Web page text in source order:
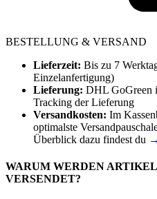
BESTELLUNG & VERSAND
Lieferzeit: Bis zu 7
Einzelanfertigung)
Lieferung: DHL GoGreen
Tracking der Lieferung
Versandkosten: Im
optimalste
Überblick dazu findest du
WARUM WERDEN
VERSENDET?